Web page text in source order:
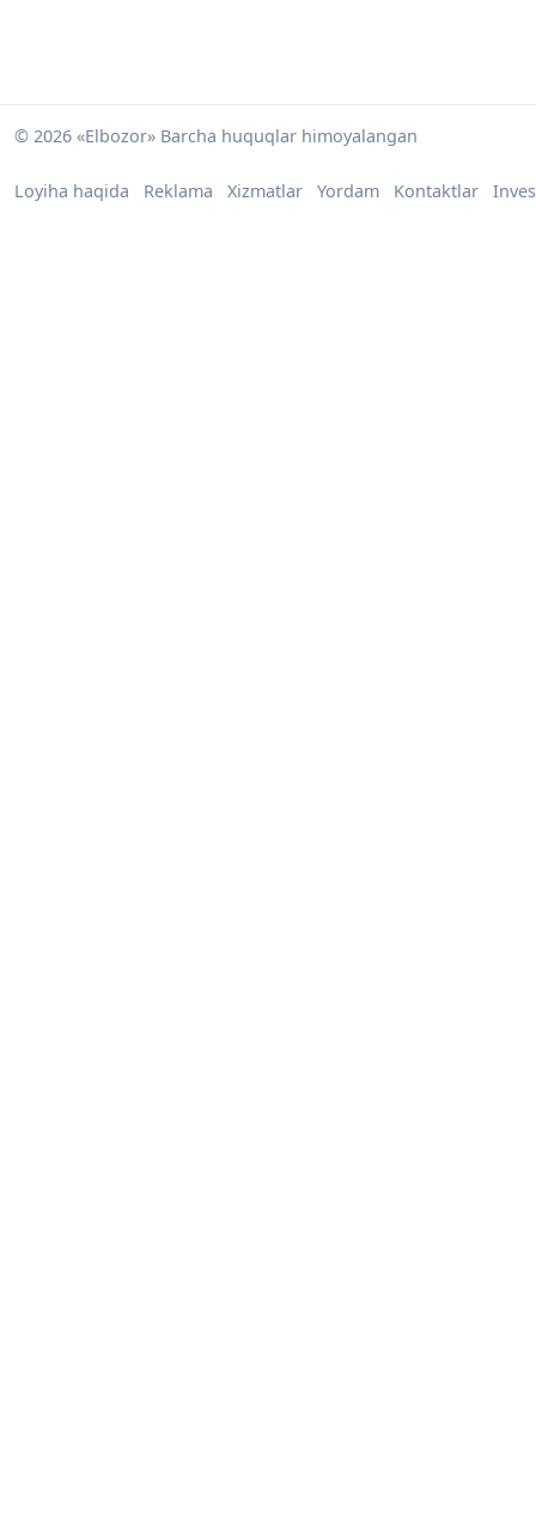
© 2026 «Elbozor» Barcha huquqlar himoyalangan
Loyiha haqida Reklama Xizmatlar Yordam Kontaktlar